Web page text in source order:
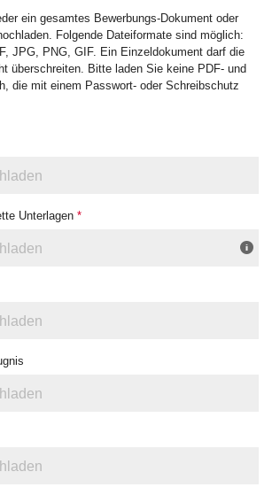
ein gesamtes Bewerbungs-Dokument oder
Folgende Dateiformate sind möglich:
JPG, PNG, GIF. Ein Einzeldokument darf die
überschreiten. Bitte laden Sie keine PDF- und
die mit einem Passwort- oder Schreibschutz
Unterlagen *